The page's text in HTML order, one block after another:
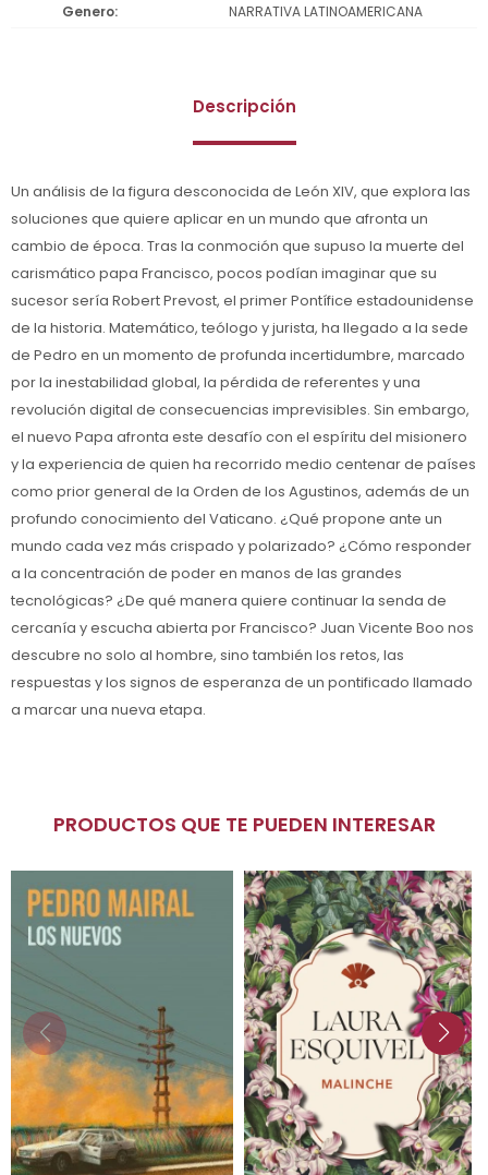
Genero
NARRATIVA LATINOAMERICANA
Descripción
Un análisis de la figura desconocida de León XIV, que explora las
soluciones que quiere aplicar en un mundo que afronta un
cambio de época. Tras la conmoción que supuso la muerte del
carismático papa Francisco, pocos podían imaginar que su
sucesor sería Robert Prevost, el primer Pontífice estadounidense
de la historia. Matemático, teólogo y jurista, ha llegado a la sede
de Pedro en un momento de profunda incertidumbre, marcado
por la inestabilidad global, la pérdida de referentes y una
revolución digital de consecuencias imprevisibles. Sin embargo,
el nuevo Papa afronta este desafío con el espíritu del misionero
y la experiencia de quien ha recorrido medio centenar de países
como prior general de la Orden de los Agustinos, además de un
profundo conocimiento del Vaticano. ¿Qué propone ante un
mundo cada vez más crispado y polarizado? ¿Cómo responder
a la concentración de poder en manos de las grandes
tecnológicas? ¿De qué manera quiere continuar la senda de
cercanía y escucha abierta por Francisco? Juan Vicente Boo nos
descubre no solo al hombre, sino también los retos, las
respuestas y los signos de esperanza de un pontificado llamado
a marcar una nueva etapa.
PRODUCTOS QUE TE PUEDEN INTERESAR